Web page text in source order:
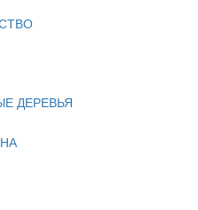
ДЕРЕВЬЯ